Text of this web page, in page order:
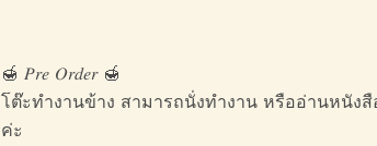
🍯 𝑃𝑟𝑒 𝑂𝑟𝑑𝑒𝑟 🍯
โต๊ะทำงานข้าง สามารถนั่งทำงาน หรืออ่านหนัง
ค่ะ